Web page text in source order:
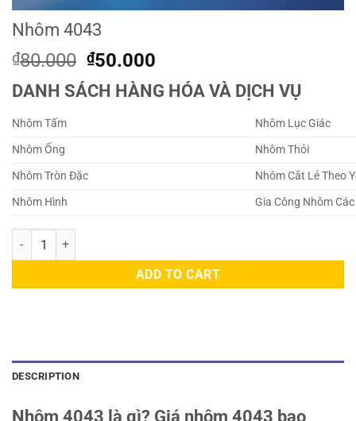
Nhôm 4043
₫80.000 Original
price
was:
₫50.000
price
is:
DANH SÁCH HÀNG HÓA VÀ DỊCH VỤ
Nhôm Tấm
Nhôm Lục Giác
Nhôm Ống
Nhôm Thỏi
Nhôm Tròn Đặc
Nhôm Cắt Lẻ Theo
Nhôm Hình
Gia Công Nhôm
Nhôm 4043 quantity
ADD TO CART
DESCRIPTION
Nhôm 4043 là gì? Giá nhôm 4043 bao